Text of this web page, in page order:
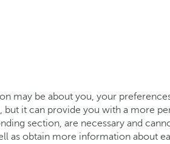
may be about you, your
it can provide you with a more
section, are necessary and
as obtain more information about